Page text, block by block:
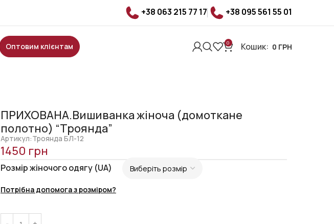
+38 063 215 77 17 +38 095 561 55 01
Оптовим клієнтам 0 Кошик: 0 ГРН
ПРИХОВАНА.Вишиванка жіноча (домоткане
полотно) “Троянда”
Артикул:Троянда БЛ-12
1450 грн
Розмір жіночого одягу (UA)
Потрібна допомога з розміром?